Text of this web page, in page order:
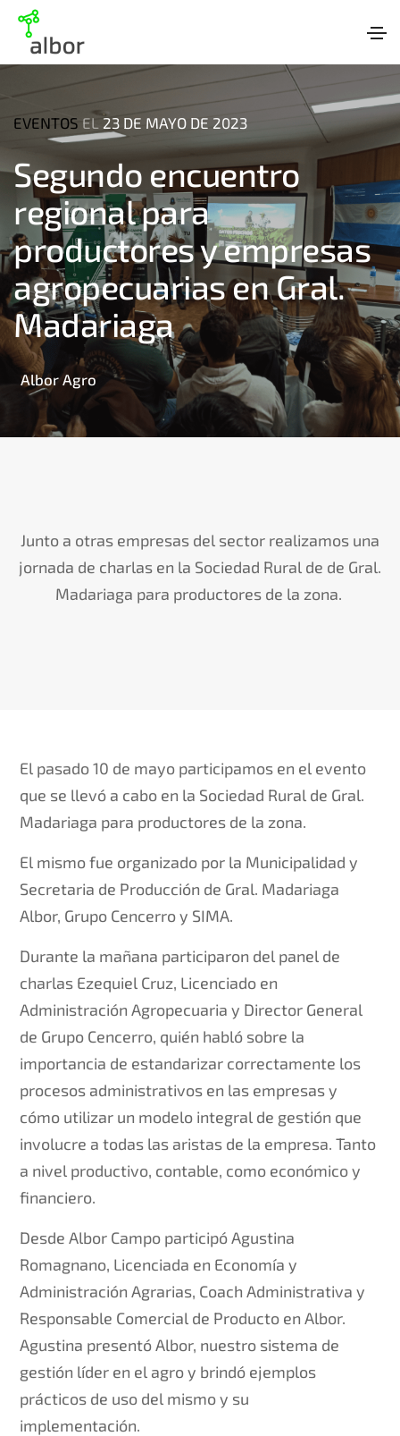
EVENTOS EL 23 DE MAYO DE 2023
Segundo encuentro
regional para
productores y empresas
agropecuarias en Gral.
Madariaga
Albor Agro
Junto a otras empresas del sector realizamos una
jornada de charlas en la Sociedad Rural de de Gral.
Madariaga para productores de la zona.
El pasado 10 de mayo participamos en el evento
que se llevó a cabo en la Sociedad Rural de Gral.
Madariaga para productores de la zona.
El mismo fue organizado por la Municipalidad y
Secretaria de Producción de Gral. Madariaga
Albor, Grupo Cencerro y SIMA.
Durante la mañana participaron del panel de
charlas Ezequiel Cruz, Licenciado en
Administración Agropecuaria y Director General
de Grupo Cencerro, quién habló sobre la
importancia de estandarizar correctamente los
procesos administrativos en las empresas y
cómo utilizar un modelo integral de gestión que
involucre a todas las aristas de la empresa. Tanto
a nivel productivo, contable, como económico y
financiero.
Desde Albor Campo participó Agustina
Romagnano, Licenciada en Economía y
Administración Agrarias, Coach Administrativa y
Responsable Comercial de Producto en Albor.
Agustina presentó Albor, nuestro sistema de
gestión líder en el agro y brindó ejemplos
prácticos de uso del mismo y su
implementación.